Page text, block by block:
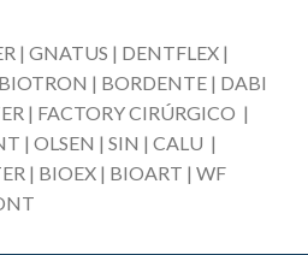
| GNATUS | DENTFLEX |
| BORDENTE | DABI
| FACTORY CIRÚRGICO |
| OLSEN | SIN | CALU |
| BIOEX | BIOART | WF